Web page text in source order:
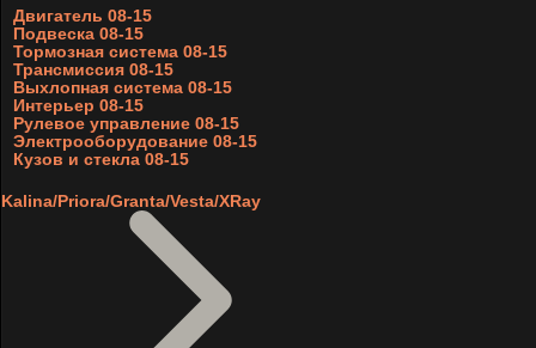
Двигатель 08-15
Подвеска 08-15
Тормозная система 08-15
Трансмиссия 08-15
Выхлопная система 08-15
Интерьер 08-15
Рулевое управление 08-15
Электрооборудование 08-15
Кузов и стекла 08-15
Kalina/Priora/Granta/Vesta/XRay